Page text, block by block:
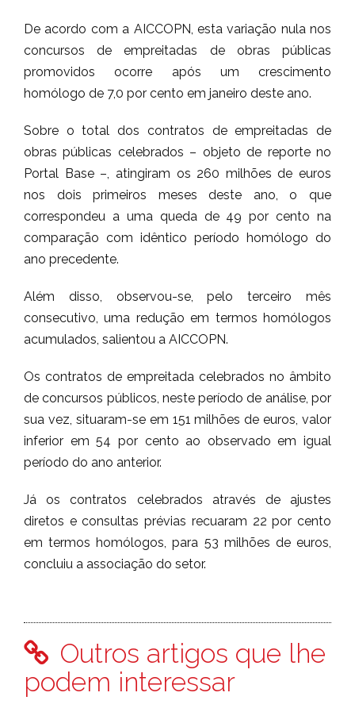
De acordo com a AICCOPN, esta variação nula nos
concursos de empreitadas de obras públicas
promovidos ocorre após um crescimento
homólogo de 7,0 por cento em janeiro deste ano.
Sobre o total dos contratos de empreitadas de
obras públicas celebrados – objeto de reporte no
Portal Base –, atingiram os 260 milhões de euros
nos dois primeiros meses deste ano, o que
correspondeu a uma queda de 49 por cento na
comparação com idêntico período homólogo do
ano precedente.
Além disso, observou-se, pelo terceiro mês
consecutivo, uma redução em termos homólogos
acumulados, salientou a AICCOPN.
Os contratos de empreitada celebrados no âmbito
de concursos públicos, neste período de análise, por
sua vez, situaram-se em 151 milhões de euros, valor
inferior em 54 por cento ao observado em igual
período do ano anterior.
Já os contratos celebrados através de ajustes
diretos e consultas prévias recuaram 22 por cento
em termos homólogos, para 53 milhões de euros,
concluiu a associação do setor.
Outros artigos que lhe
podem interessar